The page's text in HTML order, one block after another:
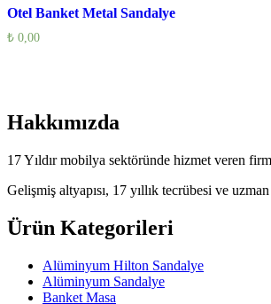
Otel Banket Metal Sandalye
₺ 0,00
Hakkımızda
17 Yıldır mobilya sektöründe hizmet veren
Gelişmiş altyapısı, 17 yıllık tecrübesi ve
Ürün Kategorileri
Alüminyum Hilton Sandalye
Alüminyum Sandalye
Banket Masa